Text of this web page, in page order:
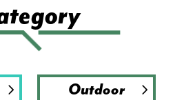
Outdoor